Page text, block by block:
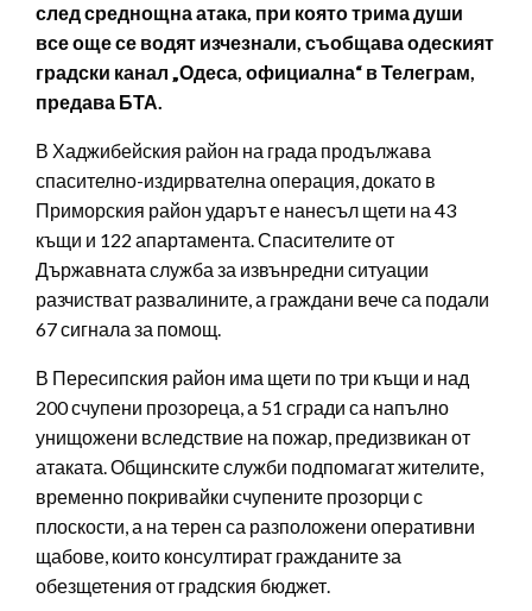
след среднощна атака, при която трима души
все още се водят изчезнали, съобщава одеският
градски канал „Одеса, официална“ в Телеграм,
предава БТА.
В Хаджибейския район на града продължава
спасително-издирвателна операция, докато в
Приморския район ударът е нанесъл щети на 43
къщи и 122 апартамента. Спасителите от
Държавната служба за извънредни ситуации
разчистват развалините, а граждани вече са подали
67 сигнала за помощ.
В Пересипския район има щети по три къщи и над
200 счупени прозореца, а 51 сгради са напълно
унищожени вследствие на пожар, предизвикан от
атаката. Общинските служби подпомагат жителите,
временно покривайки счупените прозорци с
плоскости, а на терен са разположени оперативни
щабове, които консултират гражданите за
обезщетения от градския бюджет.